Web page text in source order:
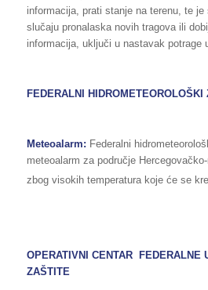
informacija, prati stanje na terenu, te
slučaju pronalaska novih tragova ili
informacija, uključi u nastavak potrage
FEDERALNI HIDROMETEOROLOŠKI
Meteoalarm: Federalni
meteoalarm za područje
zbog visokih temperatura koje će se
OPERATIVNI CENTAR FEDERALNE
ZAŠTITE